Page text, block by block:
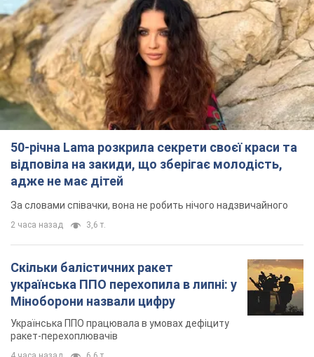
50-річна Lama розкрила секрети своєї краси та
відповіла на закиди, що зберігає молодість,
адже не має дітей
За словами співачки, вона не робить нічого надзвичайного
2 часа назад 3,6 т.
Скільки балістичних ракет
українська ППО перехопила в липні: у
Міноборони назвали цифру
Українська ППО працювала в умовах дефіциту
ракет-перехоплювачів